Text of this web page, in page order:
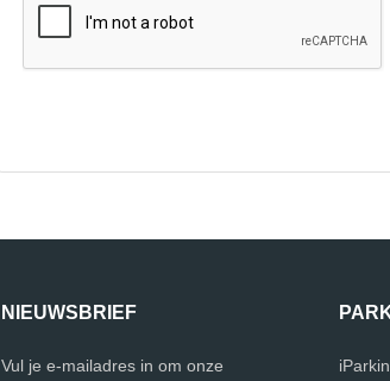
NIEUWSBRIEF
Vul je e-mailadres in om onze